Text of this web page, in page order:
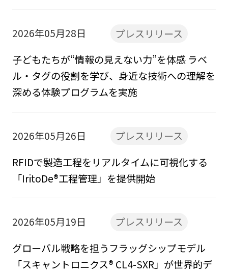
2026年05月28日
プレスリリース
子どもたちが“情報の見えない力”を体感 ラベ
ル・タグの役割を学び、身近な技術への理解を
深める体験プログラムを実施
2026年05月26日
プレスリリース
RFIDで製造工程をリアルタイムに可視化する
「IritoDe®工程管理」を提供開始
2026年05月19日
プレスリリース
グローバル戦略を担うフラッグシップモデル
「スキャントロニクス® CL4-SXR」が世界的デ